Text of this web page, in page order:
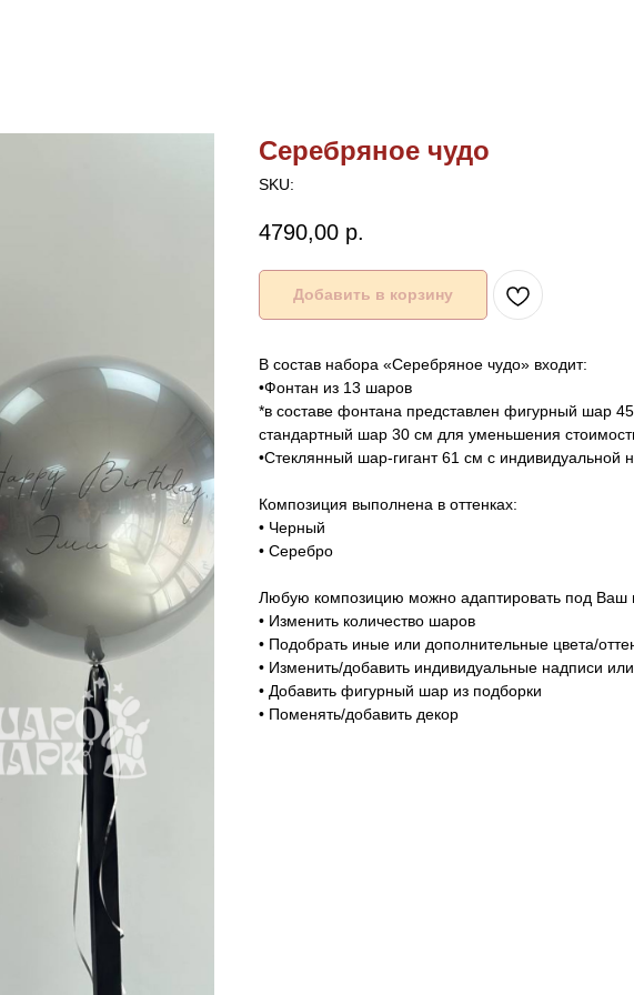
Серебряное чудо
SKU:
4790,00 р.
Добавить в корзину
В состав набора «Серебряное чудо» входит:
•Фонтан из 13 шаров
*в составе фонтана представлен фигурный шар
стандартный шар 30 см для уменьшения
•Стеклянный шар-гигант 61 см с индивидуальной
Композиция выполнена в оттенках:
• Черный
• Серебро
Любую композицию можно адаптировать под Ваш
• Изменить количество шаров
• Подобрать иные или дополнительные цвета/
• Изменить/добавить индивидуальные надписи
• Добавить фигурный шар из подборки
• Поменять/добавить декор